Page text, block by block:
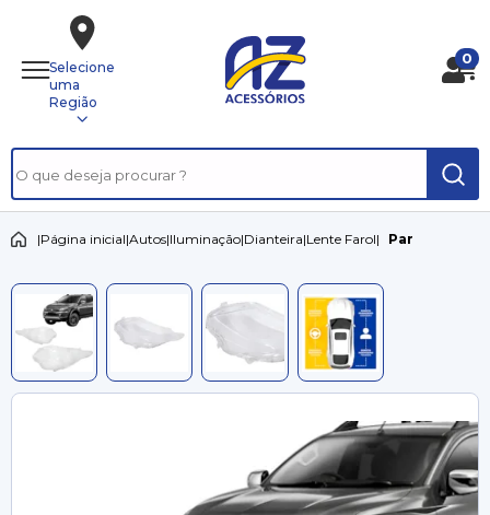
Selecione
uma
Região
0
|Página inicial|Autos|Iluminação|Dianteira|Lente Farol| Par